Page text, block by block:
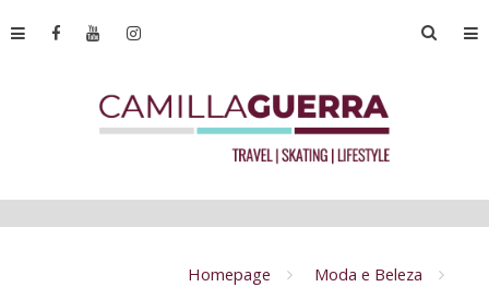
Homepage
Moda e Beleza